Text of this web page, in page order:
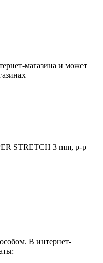
магазина и может
STRETCH 3 mm, р-р
В интернет-